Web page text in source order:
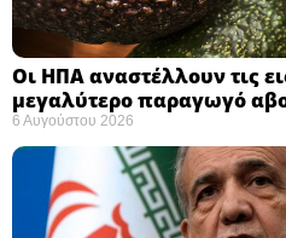
Οι ΗΠΑ αναστέλλουν τις
μεγαλύτερο παραγωγό
6 Αυγούστου 2026